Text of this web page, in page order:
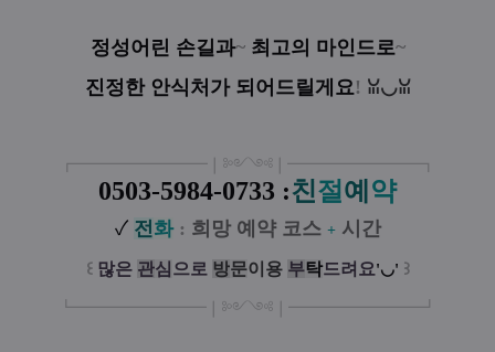
정성어린 손길과~최고의 마인드로~
진정한 안식처가 되어드릴게요 ! ꈍ◡ꈍ
┏━━━━━━━━ ❘༻༺❘ ━━━━━━━━┓
0503-5984-0733 :친절 예 약
✓ 전 화 : 희망 예약 코스 + 시간
꒰ 많은 관심 으로 방문이 용 부탁드려요'◡' ꒱
┗━━━━━━━━ ❘༻༺❘ ━━━━━━━━┛